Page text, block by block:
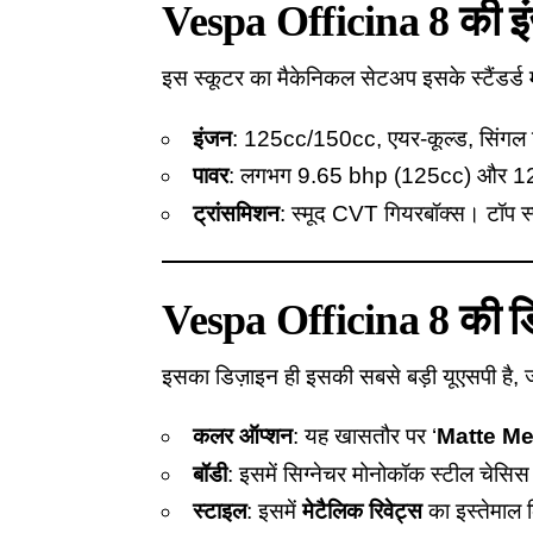
Vespa Officina 8 की
इस स्कूटर का मैकेनिकल सेटअप इसके स्टैंडर्ड
इंजन: 125cc/150cc, एयर-कूल्ड, सिंगल
पावर: लगभग 9.65 bhp (125cc) और
ट्रांसमिशन: स्मूद CVT गियरबॉक्स। टॉप
Vespa Officina 8 की
इसका डिज़ाइन ही इसकी सबसे बड़ी यूएसपी है,
कलर ऑप्शन: यह खासतौर पर ‘Matte
बॉडी: इसमें सिग्नेचर मोनोकॉक स्टील
स्टाइल: इसमेंमेटैलिक रिवेट्सका इस्तेमाल